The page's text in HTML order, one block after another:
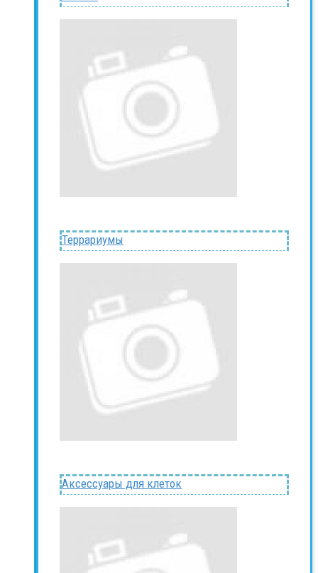
Террариумы
Аксессуары для клеток